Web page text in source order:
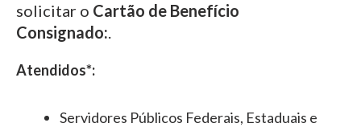
solicitar o Cartão de Benefício
Consignado:.
Atendidos*:
Servidores Públicos Federais, Estaduais e